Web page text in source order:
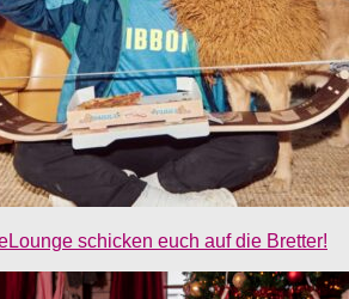
schicken euch auf die Bretter!